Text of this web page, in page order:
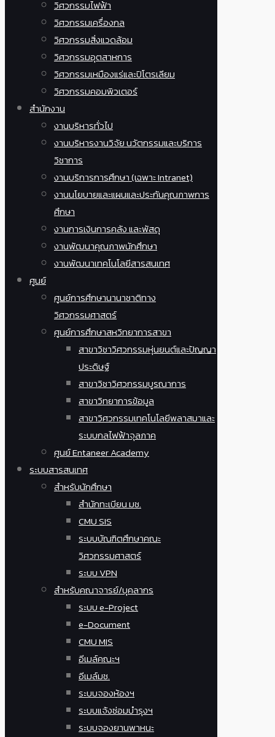
วิศวกรรมไฟฟ้า
วิศวกรรมเครื่องกล
วิศวกรรมสิ่งแวดล้อม
วิศวกรรมอุตสาหการ
วิศวกรรมเหมืองแร่และปิโตรเลียม
วิศวกรรมคอมพิวเตอร์
สำนักงาน
งานบริหารทั่วไป
งานบริหารงานวิจัย นวัตกรรมและบริการ
วิชาการ
งานบริการการศึกษา (เฉพาะ Intranet)
งานนโยบายและแผนและประกันคุณภาพการ
ศึกษา
งานการเงินการคลัง และพัสดุ
งานพัฒนาคุณภาพนักศึกษา
งานพัฒนาเทคโนโลยีสารสนเทศ
ศูนย์
ศูนย์การศึกษานานาชาติทาง
วิศวกรรมศาสตร์
ศูนย์การศึกษาสหวิทยาการสาขา
สาขาวิชาวิศวกรรมหุ่นยนต์และปัญญา
ประดิษฐ์
สาขาวิชาวิศวกรรมบูรณาการ
สาขาวิทยาการข้อมูล
สาขาวิศวกรรมเทคโนโลยีพลาสมาและ
ระบบกลไฟฟ้าจุลภาค
ศูนย์ Entaneer Academy
ระบบสารสนเทศ
สำหรับนักศึกษา
สำนักทะเบียน มช.
CMU SIS
ระบบบัณฑิตศึกษาคณะ
วิศวกรรมศาสตร์
ระบบ VPN
สำหรับคณาจารย์/บุคลากร
ระบบ e-Project
e-Document
CMU MIS
อีเมล์คณะฯ
อีเมล์มช.
ระบบจองห้องฯ
ระบบแจ้งซ่อมบำรุงฯ
ระบบจองยานพาหนะ